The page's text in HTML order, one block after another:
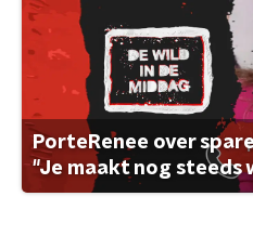
PorteRenee over
"Je maakt nog steeds